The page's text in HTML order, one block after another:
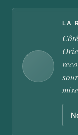
LA